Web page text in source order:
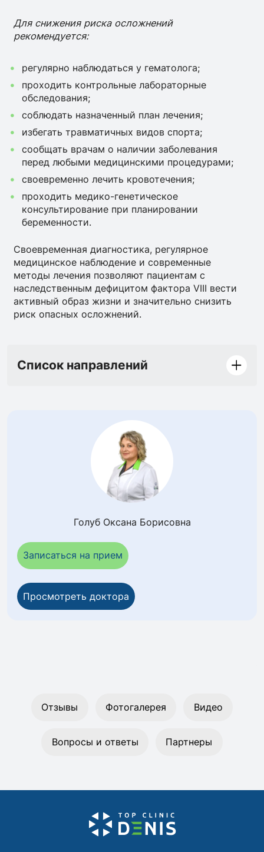
Для снижения риска осложнений
рекомендуется:
регулярно наблюдаться у гематолога;
проходить контрольные лабораторные
обследования;
соблюдать назначенный план лечения;
избегать травматичных видов спорта;
сообщать врачам о наличии заболевания
перед любыми медицинскими процедурами;
своевременно лечить кровотечения;
проходить медико-генетическое
консультирование при планировании
беременности.
Своевременная диагностика, регулярное
медицинское наблюдение и современные
методы лечения позволяют пациентам с
наследственным дефицитом фактора VIII вести
активный образ жизни и значительно снизить
риск опасных осложнений.
Список направлений
Голуб Оксана Борисовна
Записаться на прием
Просмотреть доктора
Отзывы Фотогалерея Видео
Вопросы и ответы Партнеры